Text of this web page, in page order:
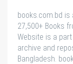
books.com.bd is
27,500+ Books
Website is a
archive and
Bangladesh.